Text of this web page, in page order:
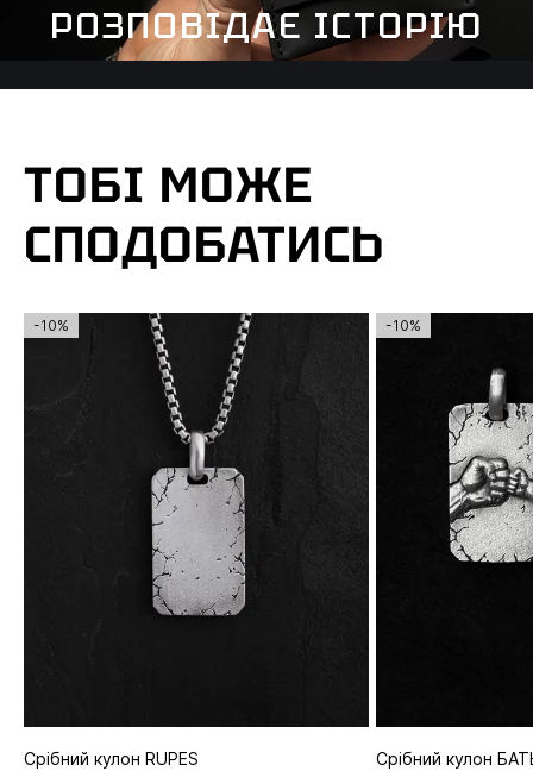
РОЗПОВІДАЄ ІСТОРІЮ
ТОБІ МОЖЕ
СПОДОБАТИСЬ
-10%
Срібний кулон RUPES
-10%
Срібний кулон